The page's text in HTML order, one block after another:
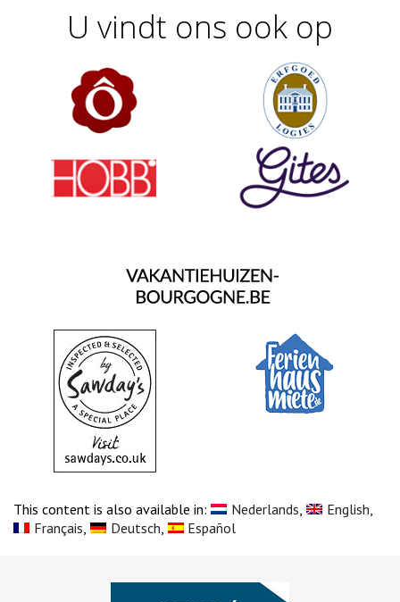
U vindt ons ook op
This content is also available in: Nederlands
English
Français
Deutsch Español